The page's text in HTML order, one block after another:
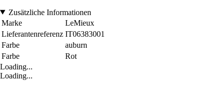
Zusätzliche Informationen
Marke
LeMieux
Lieferantenreferenz IT06383001
Farbe
auburn
Farbe
Rot
Loading...
Loading...